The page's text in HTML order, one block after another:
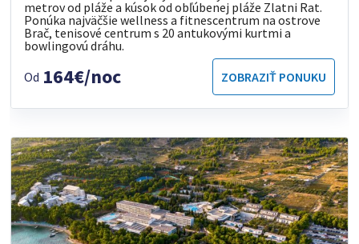
metrov od pláže a kúsok od obľúbenej pláže Zlatni Rat.
Ponúka najväčšie wellness a fitnescentrum na ostrove
Brač, tenisové centrum s 20 antukovými kurtmi a
bowlingovú dráhu.
Od 164€/noc ZOBRAZIŤ PONUKU